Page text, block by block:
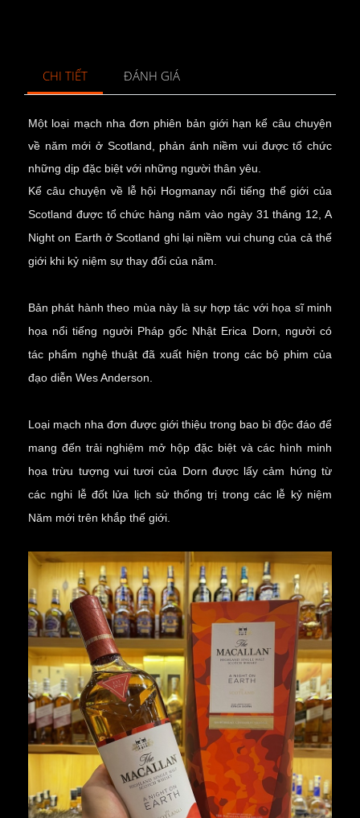
CHI TIẾT ĐÁNH GIÁ
Một loại mạch nha đơn phiên bản giới hạn kể câu chuyện
về năm mới ở Scotland, phản ánh niềm vui được tổ chức
những dịp đặc biệt với những người thân yêu.
Kể câu chuyện về lễ hội Hogmanay nổi tiếng thế giới của
Scotland được tổ chức hàng năm vào ngày 31 tháng 12, A
Night on Earth ở Scotland ghi lại niềm vui chung của cả thế
giới khi kỷ niệm sự thay đổi của năm.
Bản phát hành theo mùa này là sự hợp tác với họa sĩ minh
họa nổi tiếng người Pháp gốc Nhật Erica Dorn, người có
tác phẩm nghệ thuật đã xuất hiện trong các bộ phim của
đạo diễn Wes Anderson.
Loại mạch nha đơn được giới thiệu trong bao bì độc đáo để
mang đến trải nghiệm mở hộp đặc biệt và các hình minh
họa trừu tượng vui tươi của Dorn được lấy cảm hứng từ
các nghi lễ đốt lửa lịch sử thống trị trong các lễ kỷ niệm
Năm mới trên khắp thế giới.